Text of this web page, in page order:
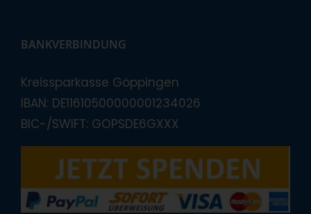
BANKVERBINDUNG
Kreissparkasse Göppingen
IBAN: DE11610500000001234026
BIC-/SWIFT: GOPSDE6GXXX